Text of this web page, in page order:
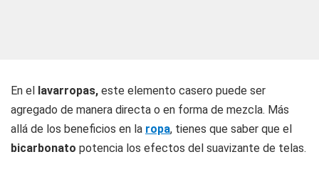
En el lavarropas, este elemento casero puede ser
agregado de manera directa o en forma de mezcla. Más
allá de los beneficios en la ropa, tienes que saber que el
bicarbonato potencia los efectos del suavizante de telas.